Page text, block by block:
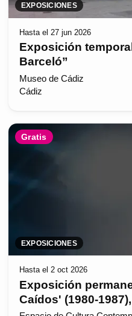
EXPOSICIONES
Hasta el 27 jun 2026
Exposición
Barceló”
Museo de Cádiz
Cádiz
Gratis
EXPOSICIONES
Hasta el 2 oct 2026
Exposición
Caídos' (1980-